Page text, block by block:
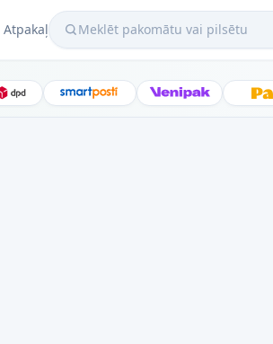
AtpakaļMeklēt pakomātu vai pilsētu
DPD SmartPosti Venipak